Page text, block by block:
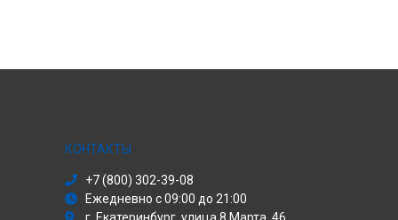
КОНТАКТЫ
+7 (800) 302-39-08
Ежедневно с 09:00 до 21:00